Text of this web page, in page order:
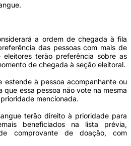
a ordem de chegada à fila
das pessoas com mais de
terão preferência sobre as
de chegada à seção eleitoral.
à pessoa acompanhante ou
que essa pessoa não vote na mesma
mencionada.
terão direito à prioridade para
beneficiados na lista prévia,
comprovante de doação, com